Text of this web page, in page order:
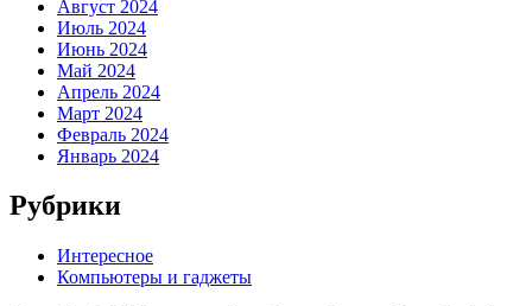
Август 2024
Июль 2024
Июнь 2024
Май 2024
Апрель 2024
Март 2024
Февраль 2024
Январь 2024
Рубрики
Интересное
Компьютеры и гаджеты